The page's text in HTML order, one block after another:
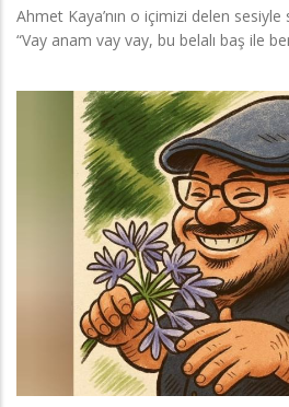
Ahmet Kaya’nın o içimizi delen sesiyle
“Vay anam vay vay, bu belalı baş ile